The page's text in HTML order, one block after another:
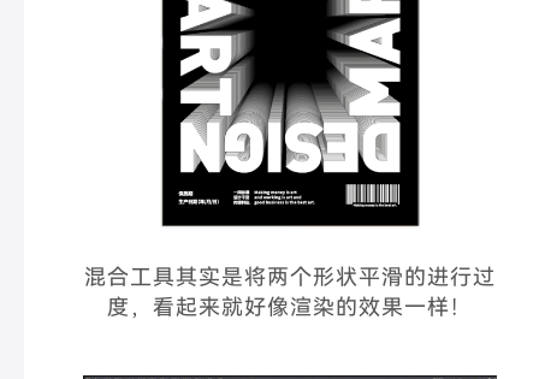
混合工具其实是将两个形状平滑的进行过
度，看起来就好像渲染的效果一样！